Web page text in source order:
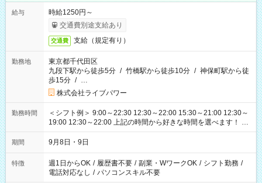
給与
時給1250円～
交通費別途支給あり
交通費 支給（規定有り）
勤務地
東京都千代田区
九段下駅から徒歩5分 / 竹橋駅から徒歩10分 / 神保町駅から徒
歩15分 / …
株式会社ライブパワー
勤務時間
＜シフト例＞ 9:00～22:30 12:30～22:00 15:30～21:00 12:30～
19:00 12:30～22:00 上記の時間から好きな時間を選べます！ ※
時間は変更となる可能性があります
期間 9月8日・9日
特徴 週1日からOK / 履歴書不要 / 副業・WワークOK / シフト勤務 /
電話対応なし / パソコンスキル不要